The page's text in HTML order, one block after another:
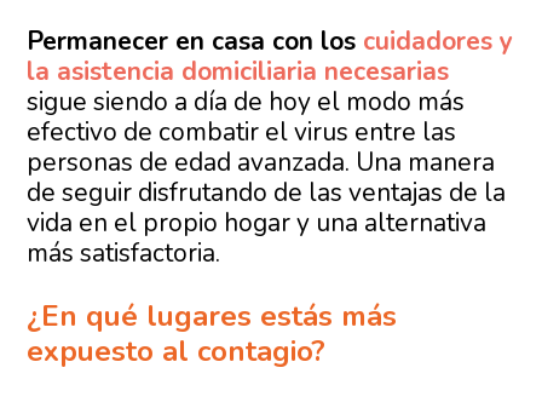
Permanecer en casa con los cuidadores y
la asistencia domiciliaria necesarias
sigue siendo a día de hoy el modo más
efectivo de combatir el virus entre las
personas de edad avanzada. Una manera
de seguir disfrutando de las ventajas de la
vida en el propio hogar y una alternativa
más satisfactoria.
¿En qué lugares estás más
expuesto al contagio?